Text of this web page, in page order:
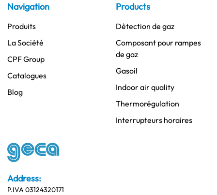
Address:
P.IVA 03124320171
Navigation
Produits
La Société
CPF Group
Catalogues
Blog
Products
Dètection de gaz
Composant pour rampes
de gaz
Gasoil
Indoor air quality
Thermorégulation
Interrupteurs horaires